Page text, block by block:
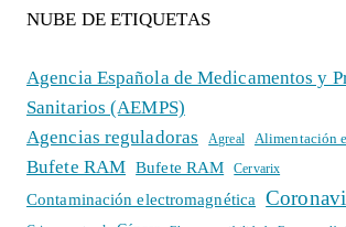
NUBE DE ETIQUETAS
Agencia Española de Medicamentos y
Sanitarios (AEMPS)
Agencias reguladoras
Agreal Alimentación
Bufete RAM Bufete RAM Cervarix
Contaminación electromagnética